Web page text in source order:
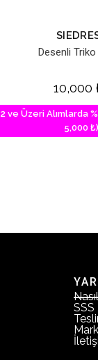
Desenli Triko
10,000
2 ve Üzeri Alımlarda
5,000 ₺)
SSS